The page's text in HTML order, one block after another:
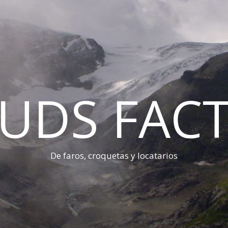
De faros, croquetas y locatarios